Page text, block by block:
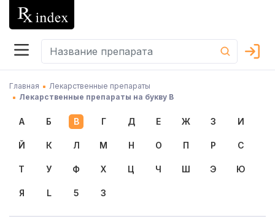
Главная
Лекарственные препараты
Лекарственные препараты на букву В
А Б В Г Д Е Ж З И
Й К Л М Н О П Р С
Т У Ф Х Ц Ч Ш Э Ю
Я L 5 3